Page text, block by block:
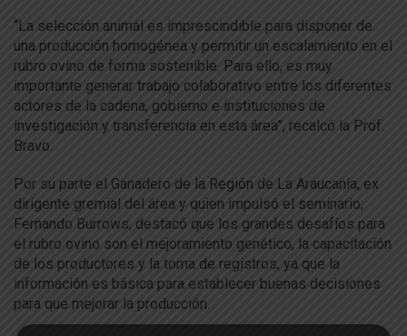
“La selección animal es imprescindible para disponer de
una producción homogénea y permitir un escalamiento en el
rubro ovino de forma sostenible. Para ello, es muy
importante generar trabajo colaborativo entre los diferentes
actores de la cadena, gobierno e instituciones de
investigación y transferencia en esta área”, recalcó la Prof.
Bravo.
Por su parte el Ganadero de la Región de La Araucanía, ex
dirigente gremial del área y quien impulsó el seminario,
Fernando Burrows, destacó que los grandes desafíos para
el rubro ovino son el mejoramiento genético, la capacitación
de los productores y la toma de registros, ya que la
información es básica para establecer buenas decisiones
para que mejorar la producción.